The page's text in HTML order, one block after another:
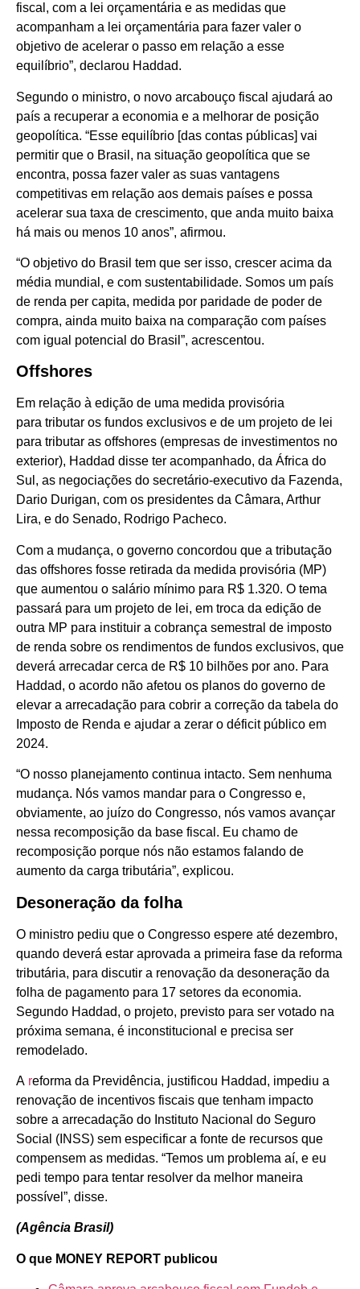
fiscal, com a lei orçamentária e as medidas que
acompanham a lei orçamentária para fazer valer o
objetivo de acelerar o passo em relação a esse
equilíbrio”, declarou Haddad.
Segundo o ministro, o novo arcabouço fiscal ajudará ao
país a recuperar a economia e a melhorar de posição
geopolítica. “Esse equilíbrio [das contas públicas] vai
permitir que o Brasil, na situação geopolítica que se
encontra, possa fazer valer as suas vantagens
competitivas em relação aos demais países e possa
acelerar sua taxa de crescimento, que anda muito baixa
há mais ou menos 10 anos”, afirmou.
“O objetivo do Brasil tem que ser isso, crescer acima da
média mundial, e com sustentabilidade. Somos um país
de renda per capita, medida por paridade de poder de
compra, ainda muito baixa na comparação com países
com igual potencial do Brasil”, acrescentou.
Offshores
Em relação à edição de uma medida provisória
para tributar os fundos exclusivos e de um projeto de lei
para tributar as offshores (empresas de investimentos no
exterior), Haddad disse ter acompanhado, da África do
Sul, as negociações do secretário-executivo da Fazenda,
Dario Durigan, com os presidentes da Câmara, Arthur
Lira, e do Senado, Rodrigo Pacheco.
Com a mudança, o governo concordou que a tributação
das offshores fosse retirada da medida provisória (MP)
que aumentou o salário mínimo para R$ 1.320. O tema
passará para um projeto de lei, em troca da edição de
outra MP para instituir a cobrança semestral de imposto
de renda sobre os rendimentos de fundos exclusivos, que
deverá arrecadar cerca de R$ 10 bilhões por ano. Para
Haddad, o acordo não afetou os planos do governo de
elevar a arrecadação para cobrir a correção da tabela do
Imposto de Renda e ajudar a zerar o déficit público em
2024.
“O nosso planejamento continua intacto. Sem nenhuma
mudança. Nós vamos mandar para o Congresso e,
obviamente, ao juízo do Congresso, nós vamos avançar
nessa recomposição da base fiscal. Eu chamo de
recomposição porque nós não estamos falando de
aumento da carga tributária”, explicou.
Desoneração da folha
O ministro pediu que o Congresso espere até dezembro,
quando deverá estar aprovada a primeira fase da reforma
tributária, para discutir a renovação da desoneração da
folha de pagamento para 17 setores da economia.
Segundo Haddad, o projeto, previsto para ser votado na
próxima semana, é inconstitucional e precisa ser
remodelado.
A reforma da Previdência, justificou Haddad, impediu a
renovação de incentivos fiscais que tenham impacto
sobre a arrecadação do Instituto Nacional do Seguro
Social (INSS) sem especificar a fonte de recursos que
compensem as medidas. “Temos um problema aí, e eu
pedi tempo para tentar resolver da melhor maneira
possível”, disse.
(Agência Brasil)
O que MONEY REPORT publicou